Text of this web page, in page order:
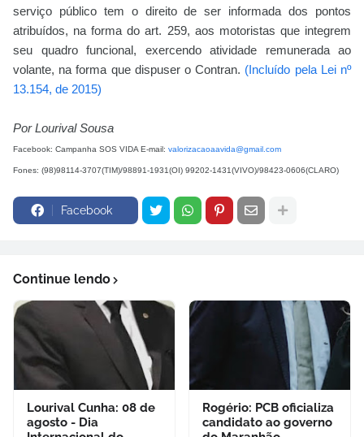
serviço público tem o direito de ser informada dos pontos
atribuídos, na forma do art. 259, aos motoristas que integrem
seu quadro funcional, exercendo atividade remunerada ao
volante, na forma que dispuser o Contran. (Incluído pela Lei nº
13.154, de 2015)
Por Lourival Sousa
Facebook: Campanha SOS VIDA E-mail: valorizacaoaavida@gmail.com
Fones: (98)98114-3707(TIM)/98891-1931(OI) 99202-1431(VIVO)/98423-0606(CLARO)
Facebook
Continue lendo
Lourival Cunha: 08 de
agosto - Dia
Rogério: PCB oficializa
candidato ao governo